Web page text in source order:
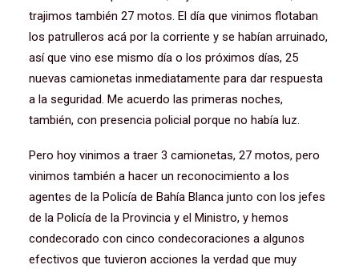
trajimos también 27 motos. El día que vinimos flotaban
los patrulleros acá por la corriente y se habían arruinado,
así que vino ese mismo día o los próximos días, 25
nuevas camionetas inmediatamente para dar respuesta
a la seguridad. Me acuerdo las primeras noches,
también, con presencia policial porque no había luz.
Pero hoy vinimos a traer 3 camionetas, 27 motos, pero
vinimos también a hacer un reconocimiento a los
agentes de la Policía de Bahía Blanca junto con los jefes
de la Policía de la Provincia y el Ministro, y hemos
condecorado con cinco condecoraciones a algunos
efectivos que tuvieron acciones la verdad que muy